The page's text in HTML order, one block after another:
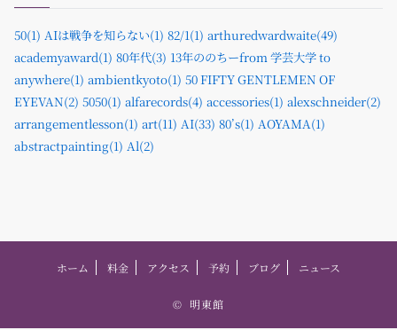
50(1) AIは戦争を知らない(1) 82/1(1) arthuredwardwaite(49)
academyaward(1) 80年代(3) 13年ののちーfrom 学芸大学 to
anywhere(1) ambientkyoto(1) 50 FIFTY GENTLEMEN OF
EYEVAN(2) 5050(1) alfarecords(4) accessories(1) alexschneider(2)
arrangementlesson(1) art(11) AI(33) 80’s(1) AOYAMA(1)
abstractpainting(1) Al(2)
ホーム 料金 アクセス 予約 ブログ ニュース
© 明東館